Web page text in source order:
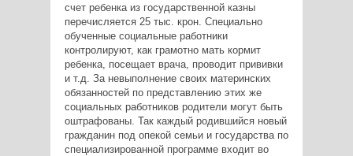
счет ребенка из государственной казны
перечисляется 25 тыс. крон. Специально
обученные социальные работники
контролируют, как грамотно мать кормит
ребенка, посещает врача, проводит прививки
и т.д. За невыполнение своих материнских
обязанностей по представлению этих же
социальных работников родители могут быть
оштрафованы. Так каждый родившийся новый
гражданин под опекой семьи и государства по
специализированной программе входит во